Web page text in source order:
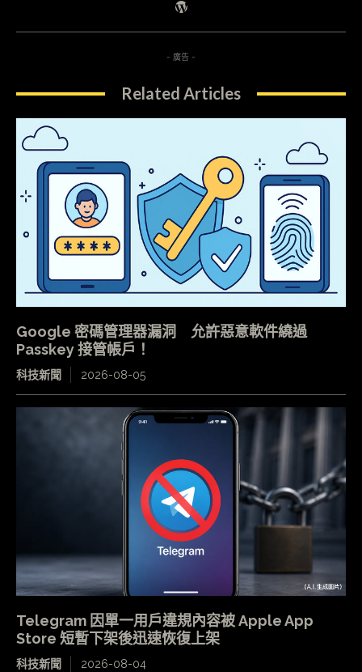
- 廣告 -
Related Articles
Google 密碼管理器漏洞 允許惡意軟件繞過
Passkey 接管帳戶！
科技新聞 2026-08-05
Telegram 因單一用戶違規內容被 Apple App
Store 短暫下架後迅速恢復上架
科技新聞 2026-08-04